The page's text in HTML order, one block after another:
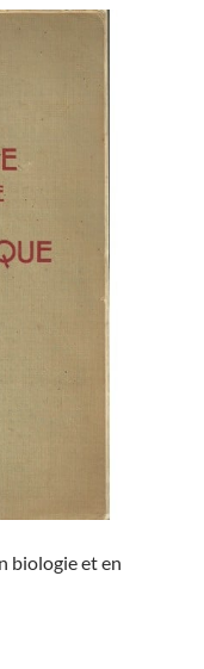
biologie et en